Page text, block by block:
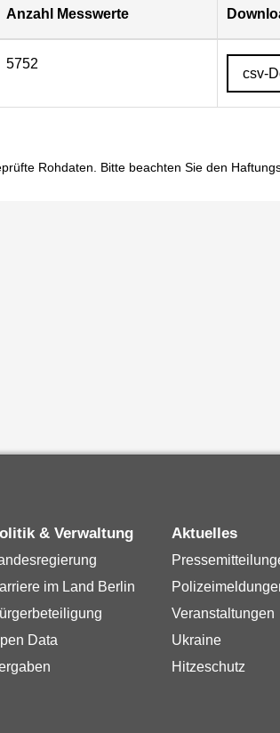
Anzahl Messwerte
5752
csv-
Rohdaten. Bitte beachten Sie den
& Verwaltung
im Land Berlin
Data
Aktuelles
Veranstaltungen
Ukraine
Hitzeschutz